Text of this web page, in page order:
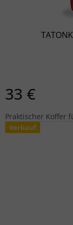
33 €
Praktischer Koffer
Verkauf